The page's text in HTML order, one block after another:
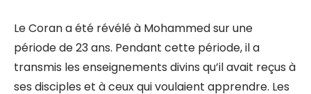
Le Coran a été révélé à Mohammed sur une
période de 23 ans. Pendant cette période, il a
transmis les enseignements divins qu’il avait reçus à
ses disciples et à ceux qui voulaient apprendre. Les